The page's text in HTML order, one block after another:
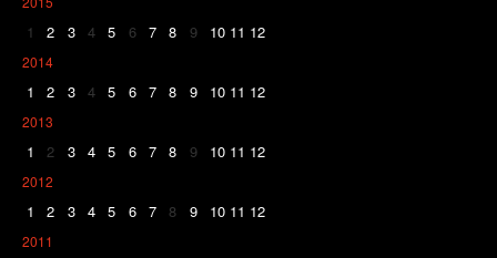
1 2 3 4 5 6 7 8 9 10 11 12
2014
1 2 3 4 5 6 7 8 9 10 11 12
2013
1 2 3 4 5 6 7 8 9 10 11 12
2012
1 2 3 4 5 6 7 8 9 10 11 12
2011